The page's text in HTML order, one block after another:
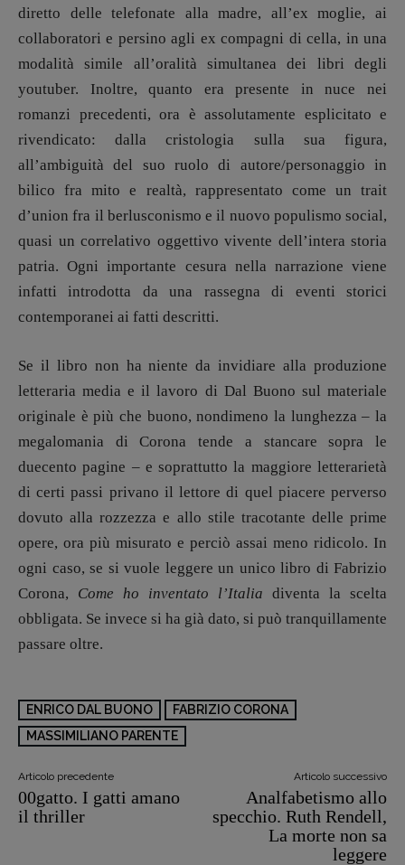
diretto delle telefonate alla madre, all’ex moglie, ai
collaboratori e persino agli ex compagni di cella, in una
modalità simile all’oralità simultanea dei libri degli
youtuber. Inoltre, quanto era presente in nuce nei
romanzi precedenti, ora è assolutamente esplicitato e
rivendicato: dalla cristologia sulla sua figura,
all’ambiguità del suo ruolo di autore/personaggio in
bilico fra mito e realtà, rappresentato come un trait
d’union fra il berlusconismo e il nuovo populismo social,
quasi un correlativo oggettivo vivente dell’intera storia
patria. Ogni importante cesura nella narrazione viene
infatti introdotta da una rassegna di eventi storici
contemporanei ai fatti descritti.
Se il libro non ha niente da invidiare alla produzione
letteraria media e il lavoro di Dal Buono sul materiale
originale è più che buono, nondimeno la lunghezza – la
megalomania di Corona tende a stancare sopra le
duecento pagine – e soprattutto la maggiore letterarietà
di certi passi privano il lettore di quel piacere perverso
dovuto alla rozzezza e allo stile tracotante delle prime
opere, ora più misurato e perciò assai meno ridicolo. In
ogni caso, se si vuole leggere un unico libro di Fabrizio
Corona, Come ho inventato l’Italia diventa la scelta
obbligata. Se invece si ha già dato, si può tranquillamente
passare oltre.
ENRICO DAL BUONO
FABRIZIO CORONA
MASSIMILIANO PARENTE
Articolo precedente
00gatto. I gatti amano
il thriller
Articolo successivo
Analfabetismo allo
specchio. Ruth Rendell,
La morte non sa
leggere